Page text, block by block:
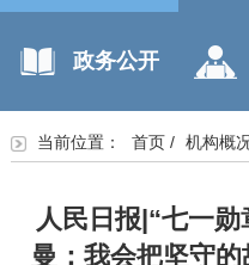
政务公开
当前位置： 首页/ 机构概
人民日报|“七一
曼：我会把坚守